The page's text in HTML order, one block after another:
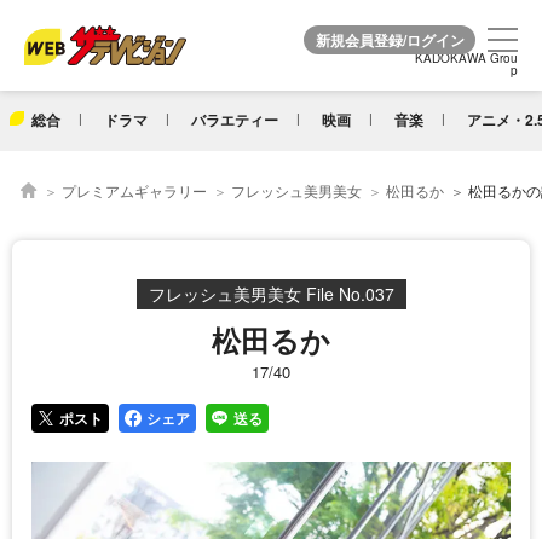
KADOKAWA Grou
p
総合 ドラマ バラエティー 映画 音楽 アニメ・
KADOKAWA Grou
p
プレミアムギャラリー フレッシュ美男美女 松田るか 松田るか
フレッシュ美男美女 File No.037
松田るか
17/40
ポスト シェア 送る